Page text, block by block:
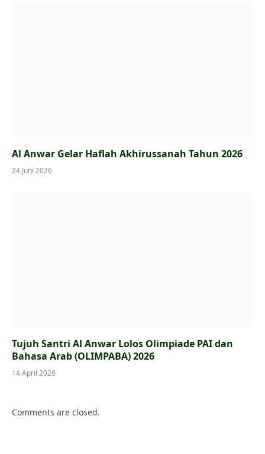
Al Anwar Gelar Haflah Akhirussanah Tahun 2026
24 Juni 2026
Tujuh Santri Al Anwar Lolos Olimpiade PAI dan
Bahasa Arab (OLIMPABA) 2026
14 April 2026
Comments are closed.